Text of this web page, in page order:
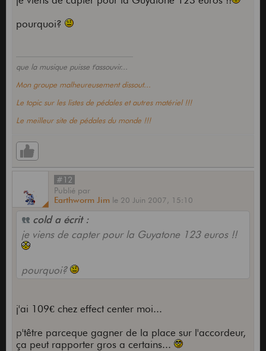
pourquoi?
que la musique puisse t'assouvir...
Mon groupe malheureusement dissout...
Le topic sur les listes de pédales et autres matériel !!!
Le meilleur site de pédales du monde !!!
#12
Publié par
Earthworm Jim le 20 Juin 2007, 15:10
cold a écrit :
je viens de capter pour la Guyatone 123 euros !!
pourquoi?
j'ai 109€ chez effect center moi...
p'têtre parceque gagner de la place sur l'accordeur,
ça peut rapporter gros a certains...